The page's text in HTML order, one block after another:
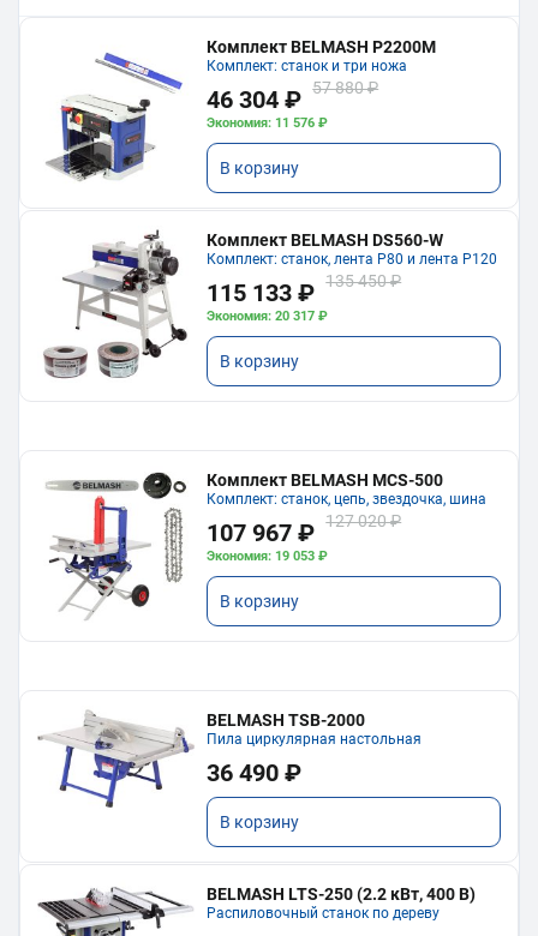
Комплект BELMASH P2200M
Комплект: станок и три ножа
46 304 ₽ 57 880 ₽
Экономия: 11 576 ₽
В корзину
Комплект BELMASH DS560-W
Комплект: станок, лента P80 и лента P120
115 133 ₽ 135 450 ₽
Экономия: 20 317 ₽
В корзину
Комплект BELMASH MCS-500
Комплект: станок, цепь, звездочка, шина
107 967 ₽ 127 020 ₽
Экономия: 19 053 ₽
В корзину
BELMASH TSB-2000
Пила циркулярная настольная
36 490 ₽
В корзину
BELMASH LTS-250 (2.2 кВт, 400 В)
Распиловочный станок по дереву